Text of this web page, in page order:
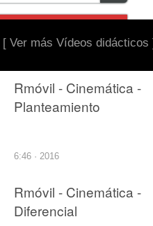
[ Ver más Vídeos didácticos
Rmóvil - Cinemática -
Planteamiento
6:46 · 2016
Rmóvil - Cinemática -
Diferencial